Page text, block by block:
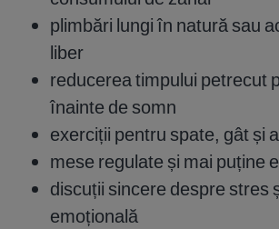
plimbări lungi în natură sau
liber
reducerea timpului petrecut
înainte de somn
exerciții pentru spate, gât și
mese regulate și mai puține
discuții sincere despre stres
emoțională